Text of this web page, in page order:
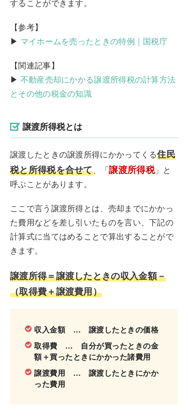
することができます。
【参考】
▶ マイホームを売ったときの特例｜国税庁
【関連記事】
▶ 不動産売却にかかる譲渡所得税の計算方法
とその他の税金の知識
譲渡所得税とは
譲渡したときの譲渡所得にかかってくる住民
税と所得税を合せて、「譲渡所得税」と
呼ぶことがあります。
ここで言う譲渡所得とは、売却までにかかっ
た費用などを差し引いたものを言い、下記の
計算式に当てはめることで算出することがで
きます。
譲渡所得＝譲渡したときの収入金額－
（取得費＋譲渡費用）
収入金額 … 譲渡したときの価格
取得費 … 自分が買ったときの金
額＋買ったときにかかった諸費用
譲渡費用 … 譲渡したときにかか
った費用